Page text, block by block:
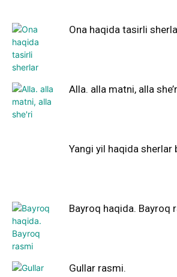
Ona haqida tasirli
Alla. alla matni, alla
Yangi yil haqida sherlar
Bayroq haqida. Bayroq
Gullar rasmi.